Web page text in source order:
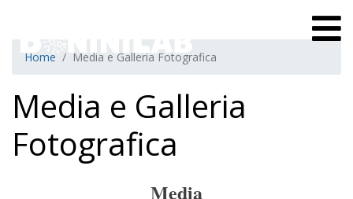
Home Media e Galleria Fotografica
Media e Galleria
Fotografica
Media